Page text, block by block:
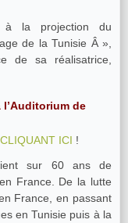
à la projection du
de la Tunisie Â »,
de sa réalisatrice,
l’Auditorium de
CLIQUANT ICI !
sur 60 ans de
France. De la lutte
France, en passant
en Tunisie puis à la